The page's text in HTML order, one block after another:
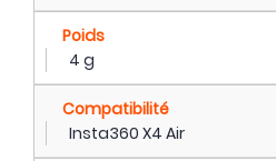
Poids
4 g
Compatibilité
Insta360 X4 Air